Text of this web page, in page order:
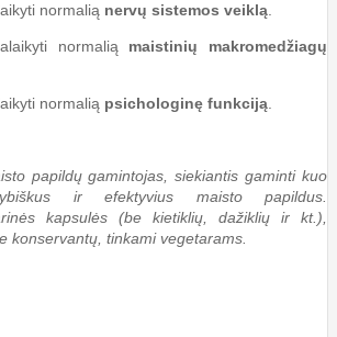
normalią nervų sistemos veiklą
normalią maistinių makromedžiagų
normalią psichologinę funkciją
papildų gamintojas, siekiantis gaminti kuo
ir efektyvius maisto papildus.
kapsulės (be kietiklių, dažiklių ir kt.),
konservantų, tinkami vegetarams.